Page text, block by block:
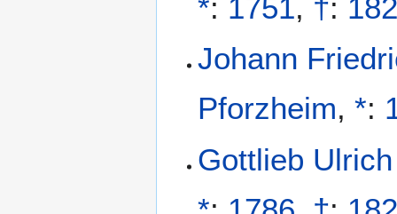
*: 1751, †:
Johann
Pforzheim,*:
Gottlieb